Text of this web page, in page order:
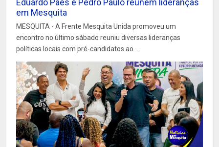
Eduardo Paes e Pedro Paulo reúnem lideranças
em Mesquita
MESQUITA - A Frente Mesquita Unida promoveu um
encontro no último sábado reuniu diversas lideranças
políticas locais com pré-candidatos ao ...